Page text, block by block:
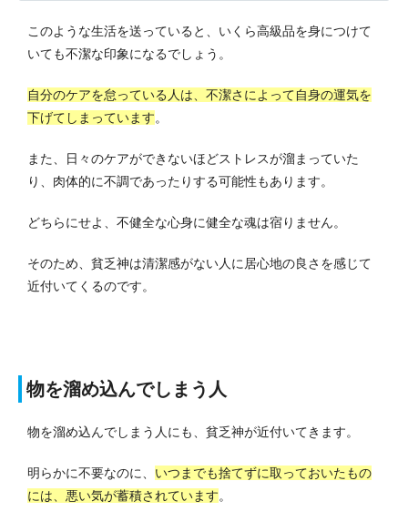
このような生活を送っていると、いくら高級品を身につけて
いても不潔な印象になるでしょう。
自分のケアを怠っている人は、不潔さによって自身の運気を
下げてしまっています。
また、日々のケアができないほどストレスが溜まっていた
り、肉体的に不調であったりする可能性もあります。
どちらにせよ、不健全な心身に健全な魂は宿りません。
そのため、貧乏神は清潔感がない人に居心地の良さを感じて
近付いてくるのです。
物を溜め込んでしまう人
物を溜め込んでしまう人にも、貧乏神が近付いてきます。
明らかに不要なのに、 いつまでも捨てずに取っておいたもの
には、悪い気が蓄積されています。